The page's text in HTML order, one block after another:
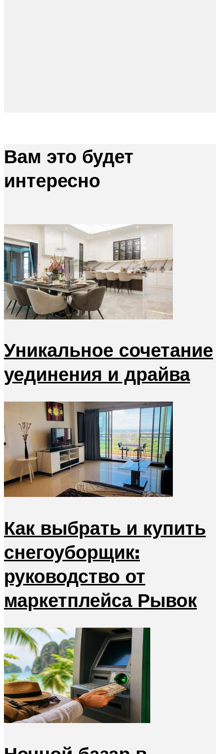
Вам это будет
интересно
Уникальное сочетание
уединения и драйва
Как выбрать и купить
снегоуборщик:
руководство от
маркетплейса Рывок